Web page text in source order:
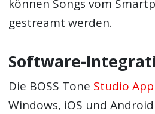
können Songs vom
gestreamt werden.
Software-
Die BOSS Tone Studio App
Windows, iOS und